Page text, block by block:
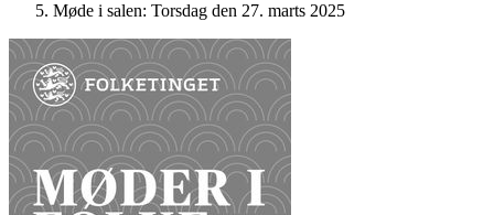
Møde i salen: Torsdag den 27. marts 2025